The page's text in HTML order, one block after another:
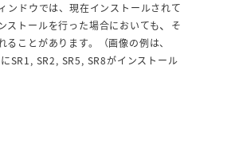
ンドウでは、 現在インストールされて
ストールを行った場合においても、
そ
ことがあります。（画像の例は、
SR1, SR2, SR5, SR8がインストール